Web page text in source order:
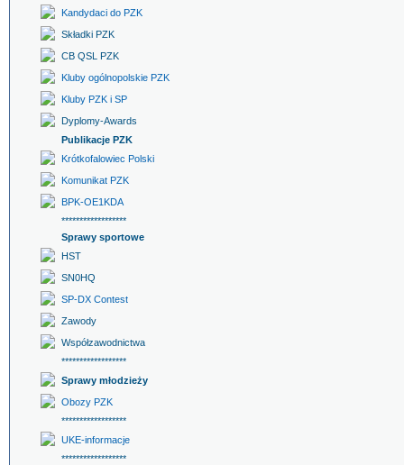
Kandydaci do PZK
Składki PZK
CB QSL PZK
Kluby ogólnopolskie PZK
Kluby PZK i SP
Dyplomy-Awards
Publikacje PZK
Krótkofalowiec Polski
Komunikat PZK
BPK-OE1KDA
******************
Sprawy sportowe
HST
SN0HQ
SP-DX Contest
Zawody
Współzawodnictwa
******************
Sprawy młodzieży
Obozy PZK
******************
UKE-informacje
******************